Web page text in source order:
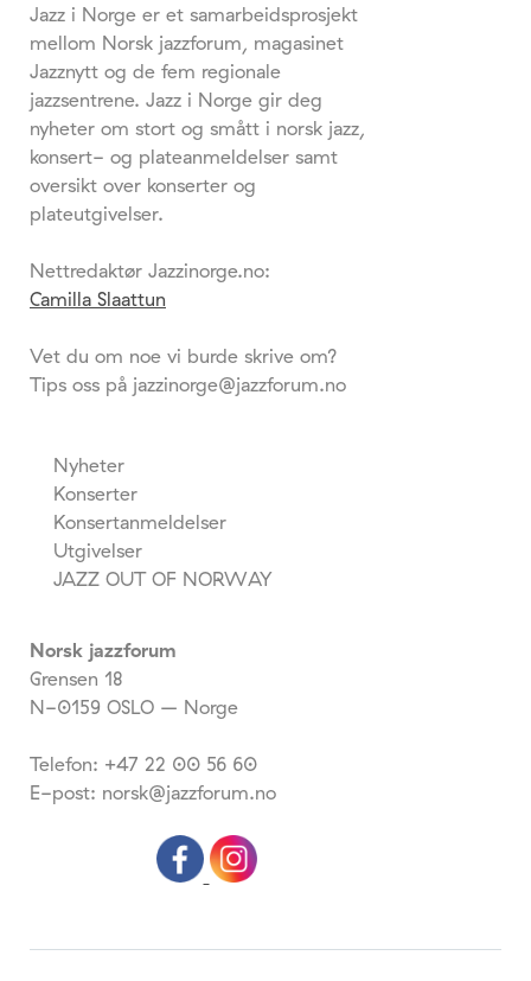
Jazz i Norge er et samarbeidsprosjekt
mellom Norsk jazzforum, magasinet
Jazznytt og de fem regionale
jazzsentrene. Jazz i Norge gir deg
nyheter om stort og smått i norsk jazz,
konsert- og plateanmeldelser samt
oversikt over konserter og
plateutgivelser.
Nettredaktør Jazzinorge.no:
Camilla Slaattun
Vet du om noe vi burde skrive om?
Tips oss på jazzinorge@jazzforum.no
Nyheter
Konserter
Konsertanmeldelser
Utgivelser
JAZZ OUT OF NORWAY
Norsk jazzforum
Grensen 18
N-0159 OSLO – Norge
Telefon: +47 22 00 56 60
E-post: norsk@jazzforum.no